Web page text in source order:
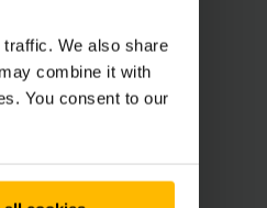
We also share
combine it with
You consent to our